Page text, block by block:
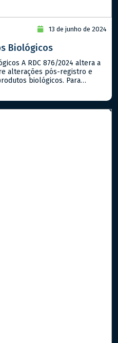
13 de junho de 2024
Biológicos
A RDC 876/2024 altera a
alterações pós-registro e
biológicos. Para